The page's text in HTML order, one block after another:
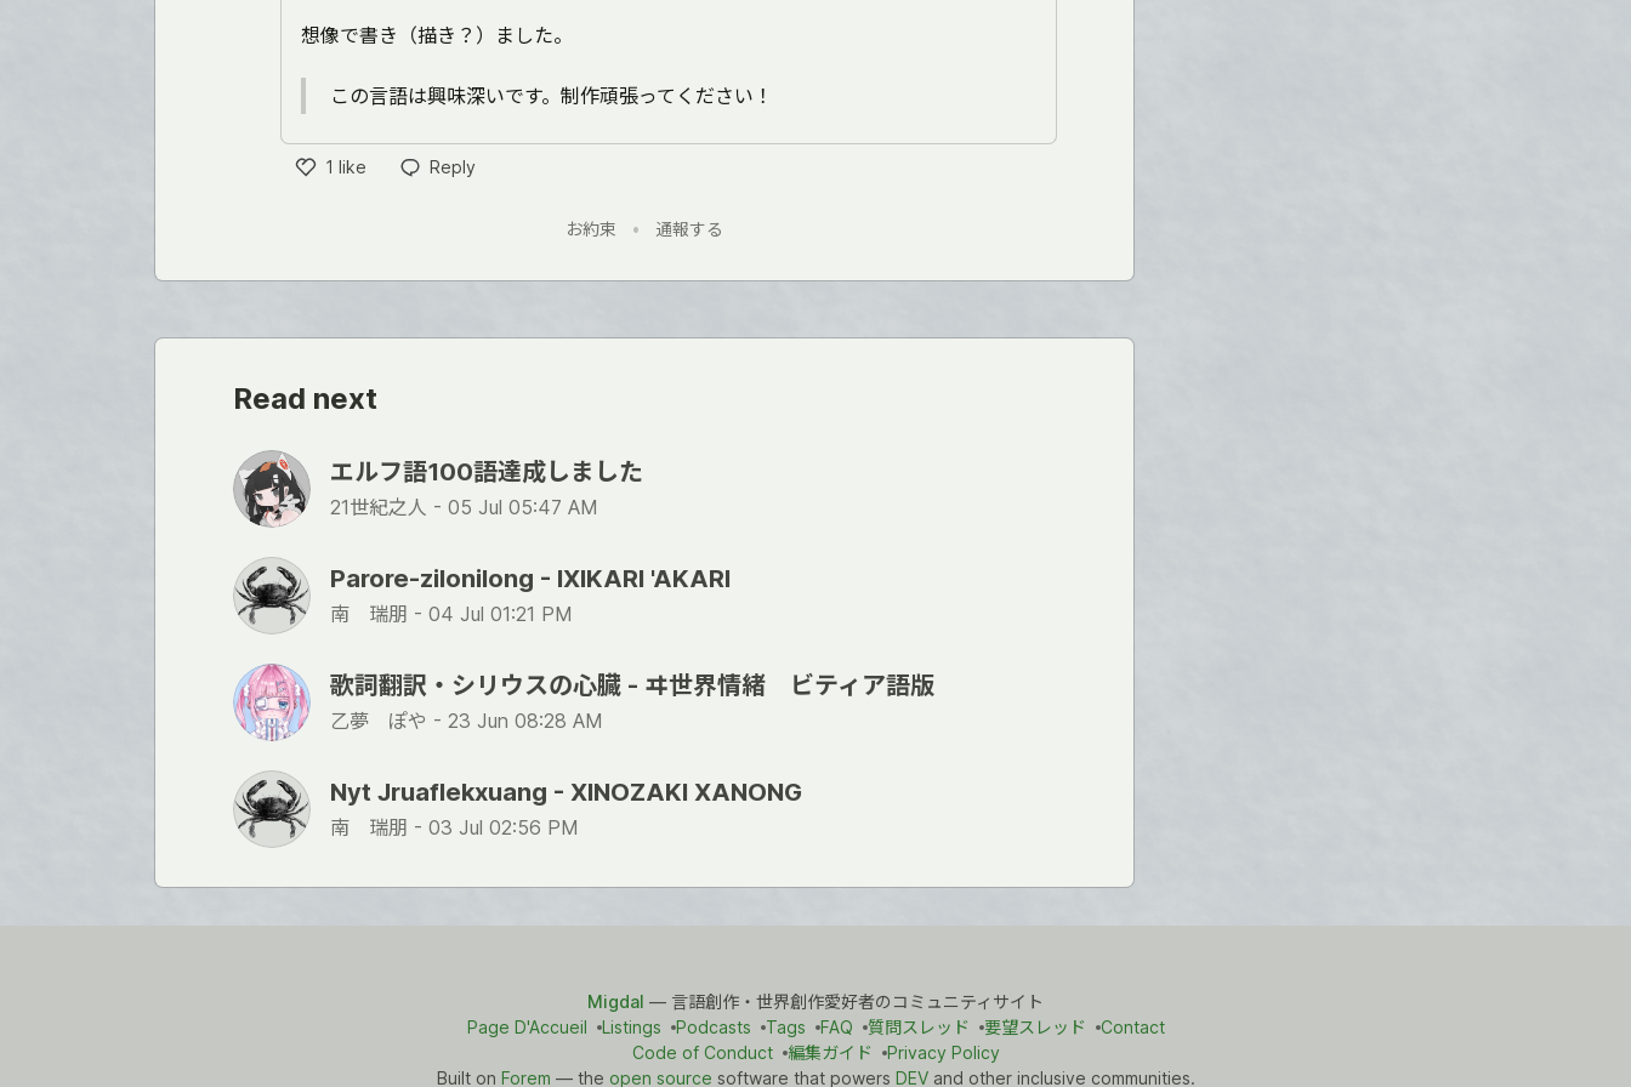
想像で書き（描き？）ました。
この言語は興味深いです。制作頑張ってください！
1 like
Reply
お約束 • 通報する
Read next
エルフ語100語達成しました
21世紀之人 - 05 Jul 05:47 AM
Parore-zilonilong - IXIKARI 'AKARI
南 瑞朋 - 04 Jul 01:21 PM
歌詞翻訳・シリウスの心臓 - ヰ世界情緒 ビティア語版
乙夢 ぽや - 23 Jun 08:28 AM
Nyt Jruaflekxuang - XINOZAKI XANONG
南 瑞朋 - 03 Jul 02:56 PM
Migdal — 言語創作・世界創作愛好者のコミュニティサイト
Page D'Accueil
Listings Podcasts Tags FAQ 質問スレッド 要望スレッド
Contact
Code of Conduct
編集ガイド
Privacy Policy
Built on Forem — the open source software that powers DEVand other inclusive communities.